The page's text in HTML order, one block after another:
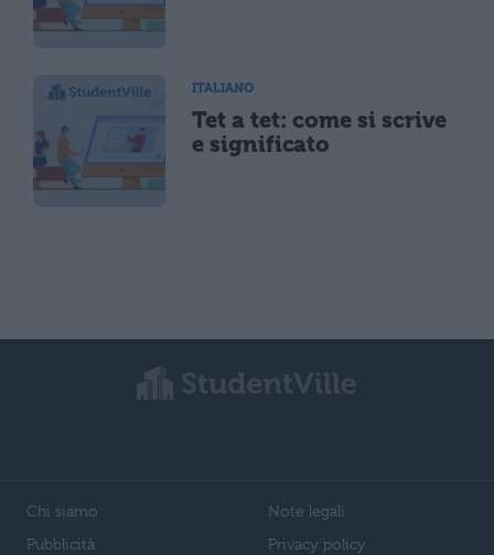
ITALIANO
Tet a tet: come si scrive
e significato
Chi siamo
Pubblicità
Note legali
Privacy policy